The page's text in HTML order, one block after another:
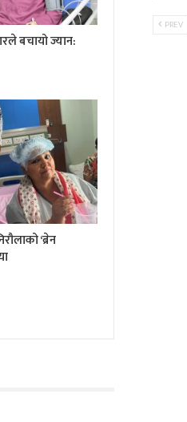
बचायो ज्यान:
‘ब्रेन
PREV